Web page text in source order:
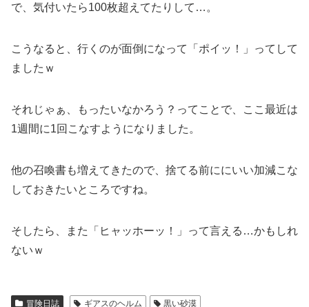
で、気付いたら100枚超えてたりして…。
こうなると、行くのが面倒になって「ポイッ！」ってして
ましたｗ
それじゃぁ、もったいなかろう？ってことで、ここ最近は
1週間に1回こなすようになりました。
他の召喚書も増えてきたので、捨てる前ににいい加減こな
しておきたいところですね。
そしたら、また「ヒャッホーッ！」って言える…かもしれ
ないｗ
冒険日誌 ギアスのヘルム 黒い砂漠